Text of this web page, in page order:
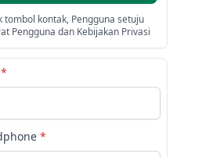
tombol kontak, Pengguna setuju
Pengguna dan Kebijakan Privasi
*
*